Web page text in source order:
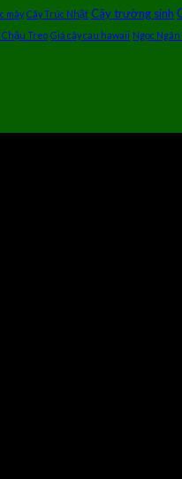
mây Cây Trúc Nhật Cây trường sinh
Chậu Treo Giá cây cau hawaii Ngọc